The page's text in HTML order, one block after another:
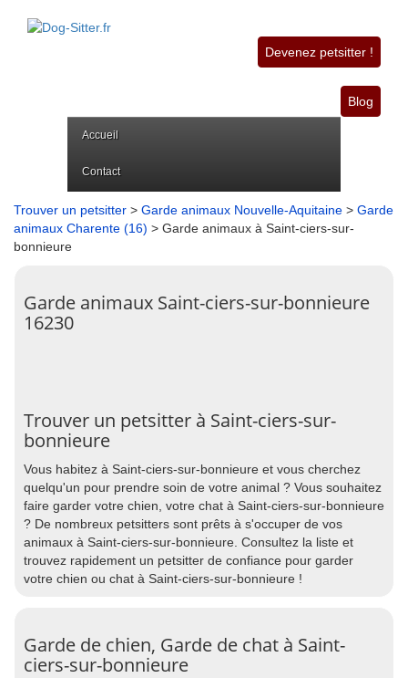
Devenez petsitter !
Blog
Accueil
Contact
Trouver un petsitter > Garde animaux Nouvelle-Aquitaine > Garde
animaux Charente (16) > Garde animaux à Saint-ciers-sur-
bonnieure
Garde animaux Saint-ciers-sur-bonnieure
16230
Trouver un petsitter à Saint-ciers-sur-
bonnieure
Vous habitez à Saint-ciers-sur-bonnieure et vous cherchez
quelqu'un pour prendre soin de votre animal ? Vous souhaitez
faire garder votre chien, votre chat à Saint-ciers-sur-bonnieure
? De nombreux petsitters sont prêts à s'occuper de vos
animaux à Saint-ciers-sur-bonnieure. Consultez la liste et
trouvez rapidement un petsitter de confiance pour garder
votre chien ou chat à Saint-ciers-sur-bonnieure !
Garde de chien, Garde de chat à Saint-
ciers-sur-bonnieure